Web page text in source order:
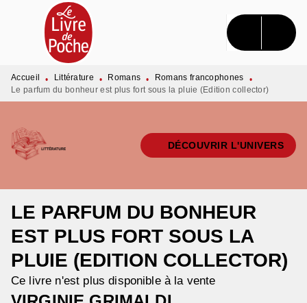
MENU RECHERCHE CONTENU
PIED DE PAGE
Accueil • Littérature • Romans • Romans francophones
•
Le parfum du bonheur est plus fort sous la pluie (Edition collector)
DÉCOUVRIR L'UNIVERS
LE PARFUM DU BONHEUR
EST PLUS FORT SOUS LA
PLUIE (EDITION COLLECTOR)
Ce livre n'est plus disponible à la vente